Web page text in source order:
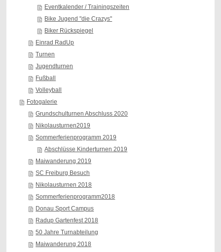
Eventkalender / Trainingszeiten
Bike Jugend "die Crazys"
Biker Rückspiegel
Einrad RadUp
Turnen
Jugendturnen
Fußball
Volleyball
Fotogalerie
Grundschulturnen Abschluss 2020
Nikolausturnen2019
Sommerferienprogramm 2019
Abschlüsse Kinderturnen 2019
Maiwanderung 2019
SC Freiburg Besuch
Nikolausturnen 2018
Sommerferienprogramm2018
Donau Sport Campus
Radup Gartenfest 2018
50 Jahre Turnabteilung
Maiwanderung 2018